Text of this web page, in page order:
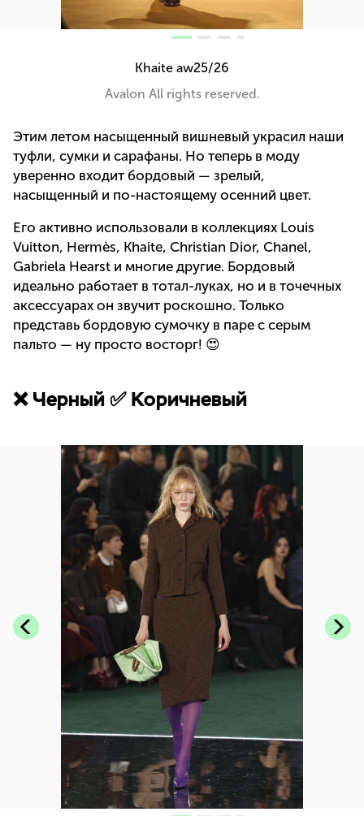
Khaite aw25/26
Avalon All rights reserved.
Этим летом насыщенный вишневый украсил наши
туфли, сумки и сарафаны. Но теперь в моду
уверенно входит бордовый — зрелый,
насыщенный и по-настоящему осенний цвет.
Его активно использовали в коллекциях Louis
Vuitton, Hermès, Khaite, Christian Dior, Chanel,
Gabriela Hearst и многие другие. Бордовый
идеально работает в тотал-луках, но и в точечных
аксессуарах он звучит роскошно. Только
представь бордовую сумочку в паре с серым
пальто — ну просто восторг! 😍
❌ Черный ✅ Коричневый